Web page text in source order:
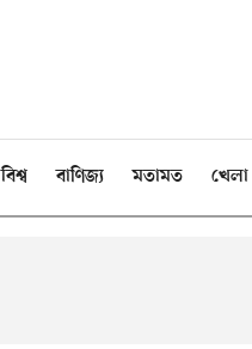
বিশ্ব বাণিজ্য মতামত খেলা